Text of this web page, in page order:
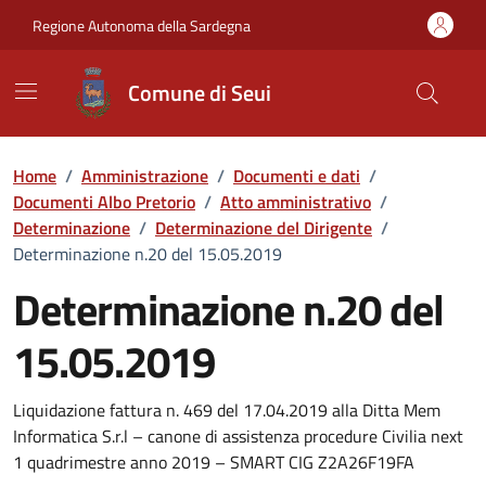
Regione Autonoma della Sardegna
Comune di Seui
Home / Amministrazione / Documenti e dati /
Documenti Albo Pretorio / Atto amministrativo /
Determinazione / Determinazione del Dirigente /
Determinazione n.20 del 15.05.2019
Determinazione n.20 del
15.05.2019
Dettaglio del documento
Liquidazione fattura n. 469 del 17.04.2019 alla Ditta Mem
Informatica S.r.l – canone di assistenza procedure Civilia next
1 quadrimestre anno 2019 – SMART CIG Z2A26F19FA